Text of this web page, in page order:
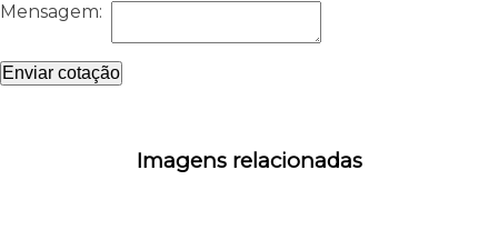
Mensagem:
Enviar cotação
Imagens relacionadas